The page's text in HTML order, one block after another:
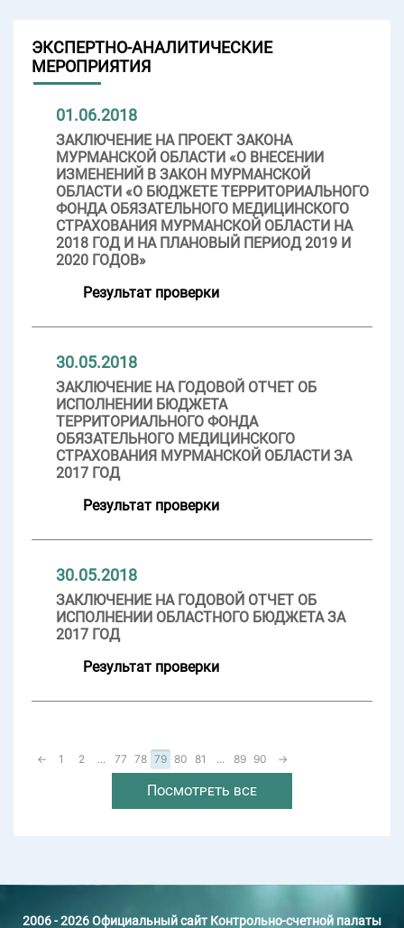
ЭКСПЕРТНО-АНАЛИТИЧЕСКИЕ
МЕРОПРИЯТИЯ
01.06.2018
ЗАКЛЮЧЕНИЕ НА ПРОЕКТ ЗАКОНА
МУРМАНСКОЙ ОБЛАСТИ «О ВНЕСЕНИИ
ИЗМЕНЕНИЙ В ЗАКОН МУРМАНСКОЙ
ОБЛАСТИ «О БЮДЖЕТЕ ТЕРРИТОРИАЛЬНОГО
ФОНДА ОБЯЗАТЕЛЬНОГО МЕДИЦИНСКОГО
СТРАХОВАНИЯ МУРМАНСКОЙ ОБЛАСТИ НА
2018 ГОД И НА ПЛАНОВЫЙ ПЕРИОД 2019 И
2020 ГОДОВ»
Результат проверки
30.05.2018
ЗАКЛЮЧЕНИЕ НА ГОДОВОЙ ОТЧЕТ ОБ
ИСПОЛНЕНИИ БЮДЖЕТА
ТЕРРИТОРИАЛЬНОГО ФОНДА
ОБЯЗАТЕЛЬНОГО МЕДИЦИНСКОГО
СТРАХОВАНИЯ МУРМАНСКОЙ ОБЛАСТИ ЗА
2017 ГОД
Результат проверки
30.05.2018
ЗАКЛЮЧЕНИЕ НА ГОДОВОЙ ОТЧЕТ ОБ
ИСПОЛНЕНИИ ОБЛАСТНОГО БЮДЖЕТА ЗА
2017 ГОД
Результат проверки
← 1 2 ... 77 78 79 80 81 ... 89 90 →
Посмотреть все
2006 - 2026 Официальный сайт Контрольно-счетной палаты